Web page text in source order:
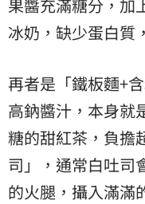
果醬充滿糖分，加
冰奶，缺少蛋白質
再者是「鐵板麵+
高鈉醬汁，本身就
糖的甜紅茶，負擔
司」，通常白吐司
的火腿，攝入滿滿